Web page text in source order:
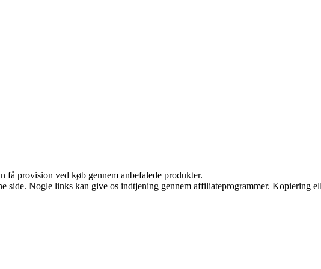
få provision ved køb gennem anbefalede produkter.
side. Nogle links kan give os indtjening gennem affiliateprogrammer. Kopiering